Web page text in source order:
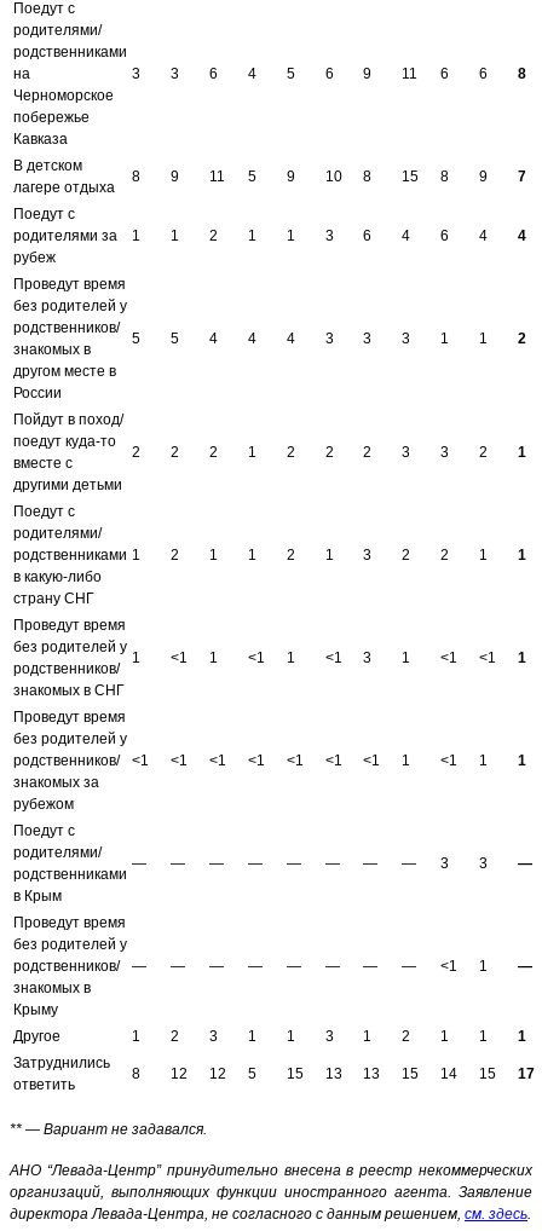
Поедут с
родителями/
родственниками
на
Черноморское
побережье
Кавказа
3 3 6 4 5 6 9 11 6 6 8
В детском
лагере отдыха
8 9 11 5 9 10 8 15 8 9 7
Поедут с
родителями за
рубеж
1 1 2 1 1 3 6 4 6 4 4
Проведут время
без родителей у
родственников/
знакомых в
другом месте в
России
5 5 4 4 4 3 3 3 1 1 2
Пойдут в поход/
поедут куда-то
вместе с
другими детьми
2 2 2 1 2 2 2 3 3 2 1
Поедут с
родителями/
родственниками
в какую-либо
страну СНГ
1 2 1 1 2 1 3 2 2 1 1
Проведут время
без родителей у
родственников/
знакомых в СНГ
1 <1 1 <1 1 <1 3 1 <1 <1 1
Проведут время
без родителей у
родственников/
знакомых за
рубежом
<1 <1 <1 <1 <1 <1 <1 1 <1 1 1
Поедут с
родителями/
родственниками
в Крым
— — — — — — — — 3 3 —
Проведут время
без родителей у
родственников/
знакомых в
Крыму
— — — — — — — — <1 1 —
Другое 1 2 3 1 1 3 1 2 1 1
1
Затруднились
ответить
8 12 12 5 15 13 13 15 14 15 17
** — Вариант не задавался.
АНО “Левада-Центр” принудительно внесена в реестр некоммерческих
организаций, выполняющих функции иностранного агента. Заявление
директора Левада-Центра, не согласного с данным решением, см. здесь